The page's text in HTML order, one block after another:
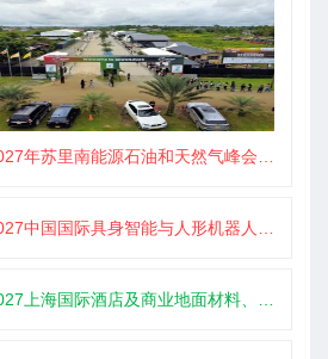
年苏里南能源石油和天然气峰会暨展览会（SEOGS）
中国国际具身智能与人形机器人展3月开幕
国际酒店及商业地面材料、整装定制、墙体材料及精品设计、智慧酒店、照明及智能控制博览会 展位火热销售中！